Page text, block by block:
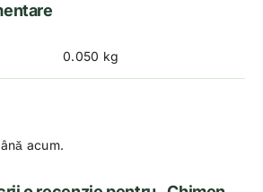
0.050 kg
acum.